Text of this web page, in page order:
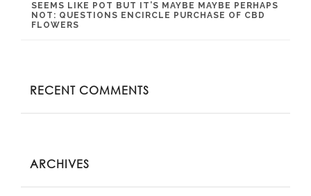
SEEMS LIKE POT BUT IT’S MAYBE MAYBE PERHAPS
NOT: QUESTIONS ENCIRCLE PURCHASE OF CBD
FLOWERS
RECENT COMMENTS
ARCHIVES